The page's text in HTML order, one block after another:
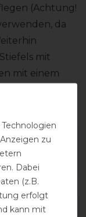
(Achtung!
da
mit
mit einem
der
zu
Dabei
(z.B.
erfolgt
kann mit